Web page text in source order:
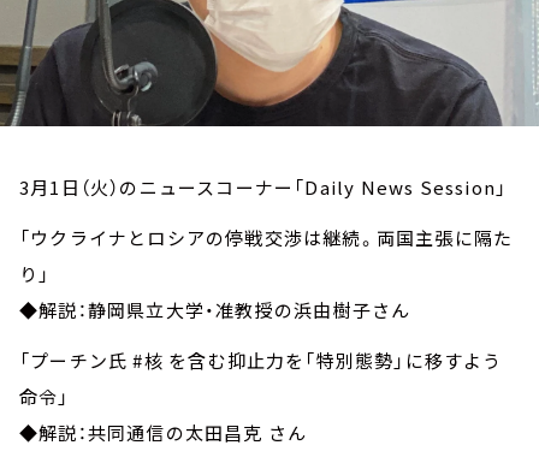
3月1日（火）のニュースコーナー「Daily News Session」
「ウクライナとロシアの停戦交渉は継続。両国主張に隔た
り」
◆解説：静岡県立大学・准教授の浜由樹子さん
「プーチン氏 #核 を含む抑止力を「特別態勢」に移すよう
命令」
◆解説：共同通信の太田昌克 さん